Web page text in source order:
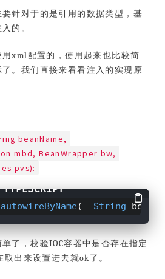
针对于的是引用的数据类型，基
的。
xml配置的，使用起来也比较简
。我们直接来看看注入的实现原
beanName,
mbd, BeanWrapper bw,
pvs):
autowireByName( String
了，校验IOC容器中是否存在指定
出来设置进去就ok了。